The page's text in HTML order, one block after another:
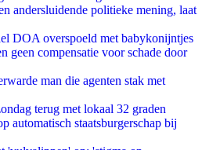
andersluidende politieke mening, laat
DOA overspoeld met babykonijntjes
geen compensatie voor schade door
man die agenten stak met
terug met lokaal 32 graden
automatisch staatsburgerschap bij